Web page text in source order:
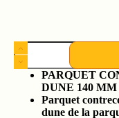
PARQUET
DUNE 140 MM
Parquet
dune de la